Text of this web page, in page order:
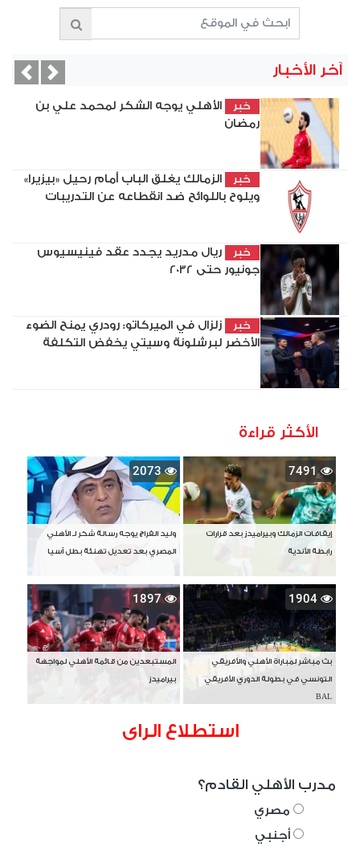
آخر الأخبار
خبر
الأهلي يوجه الشكر لمحمد علي بن
رمضان
خبر
الزمالك يغلق الباب أمام رحيل «بيزيرا»
ويلوح باللوائح ضد انقطاعه عن التدريبات
خبر
ريال مدريد يجدد عقد فينيسيوس
جونيور حتى 2032
خبر
زلزال في الميركاتو: رودري يمنح الضوء
الأخضر لبرشلونة وسيتي يخفض التكلفة
Next
الأكثر قراءة
7491
إيقافات الزمالك وبيراميدز بعد قرارات
رابطة الأندية
2073
وليد الفراج يوجه رسالة شكر لـ الأهلي
المصري بعد تعديل تهنئة بطل آسيا
1904
بث مباشر لمباراة الأهلي والأفريقي
التونسي في بطولة الدوري الأفريقي
BAL
1897
المستبعدين من قائمة الأهلي لمواجهة
بيراميدز
استطلاع الراى
مدرب الأهلي القادم؟
مصري
أجنبي